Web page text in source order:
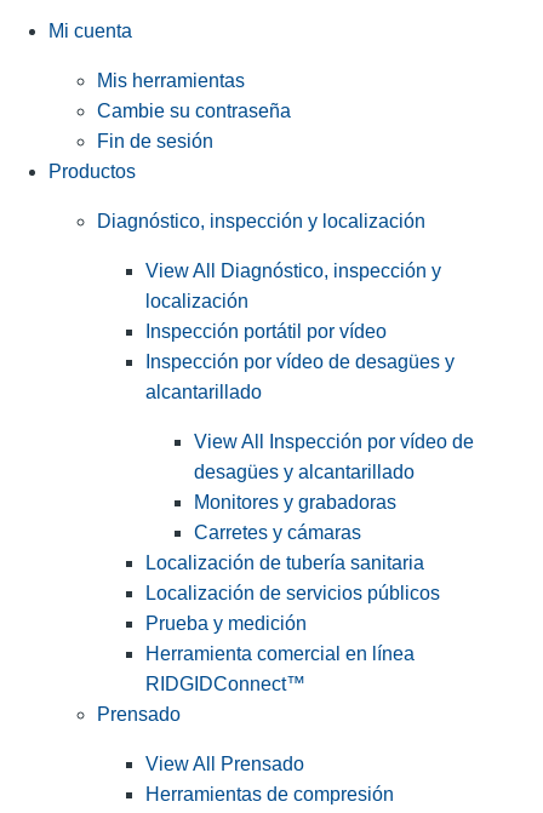
Mi cuenta
Mis herramientas
Cambie su contraseña
Fin de sesión
Productos
Diagnóstico, inspección y localización
View All Diagnóstico, inspección y
localización
Inspección portátil por vídeo
Inspección por vídeo de desagües y
alcantarillado
View All Inspección por vídeo de
desagües y alcantarillado
Monitores y grabadoras
Carretes y cámaras
Localización de tubería sanitaria
Localización de servicios públicos
Prueba y medición
Herramienta comercial en línea
RIDGIDConnect™
Prensado
View All Prensado
Herramientas de compresión